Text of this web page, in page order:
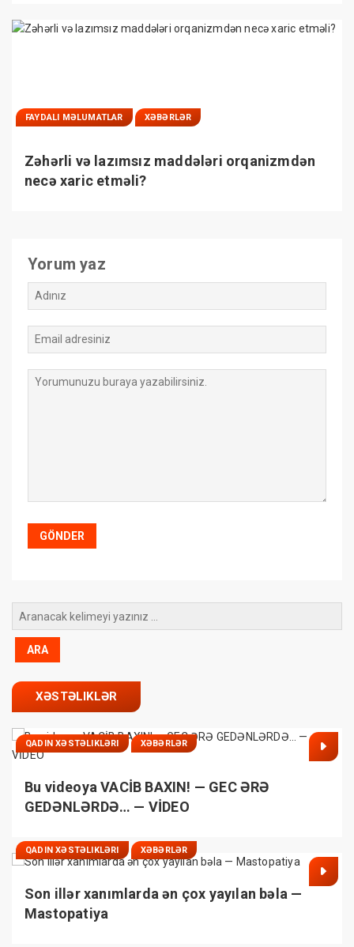
FAYDALI MƏLUMATLAR XƏBƏRLƏR
Zəhərli və lazımsız maddələri orqanizmdən
necə xaric etməli?
Yorum yaz
XƏSTƏLIKLƏR
QADIN XƏSTƏLIKLƏRI XƏBƏRLƏR
Bu videoya VACİB BAXIN! — GEC ƏRƏ
GEDƏNLƏRDƏ… — VİDEO
QADIN XƏSTƏLIKLƏRI XƏBƏRLƏR
Son illər xanımlarda ən çox yayılan bəla —
Mastopatiya